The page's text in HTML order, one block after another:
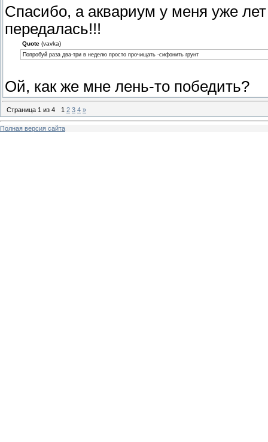
Спасибо, а аквариум у меня уже
передалась!!!
Quote(vavka)
Попробуй раза два-три в неделю просто прочищать -сифонить грунт
Ой, как же мне лень-то победить?
Страница 1 из 4 1 2 3 4 »
Полная версия сайта